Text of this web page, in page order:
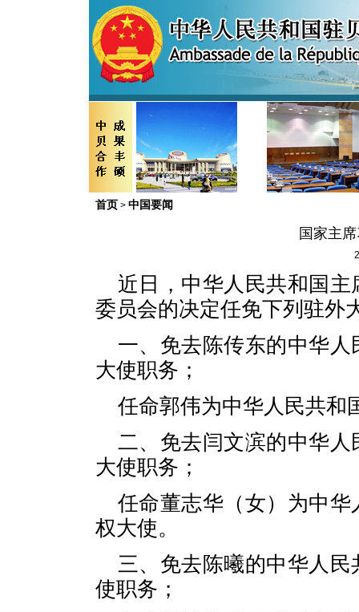
首页 > 中国要闻
国家主
近日，中华人民共和国
委员会的决定任免下列驻外
一、免去陈传东的中华
大使职务；
任命郭伟为中华人民共和
二、免去闫文滨的中华
大使职务；
任命董志华（女）为中
权大使。
三、免去陈曦的中华人
使职务；